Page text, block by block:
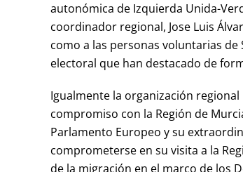
autonómica de Izquierda Unida-
coordinador regional, Jose Luis
como a las personas voluntarias de
electoral que han destacado de
Igualmente la organización
compromiso con la Región de
Parlamento Europeo y su
comprometerse en su visita a la
de la migración en el marco de los